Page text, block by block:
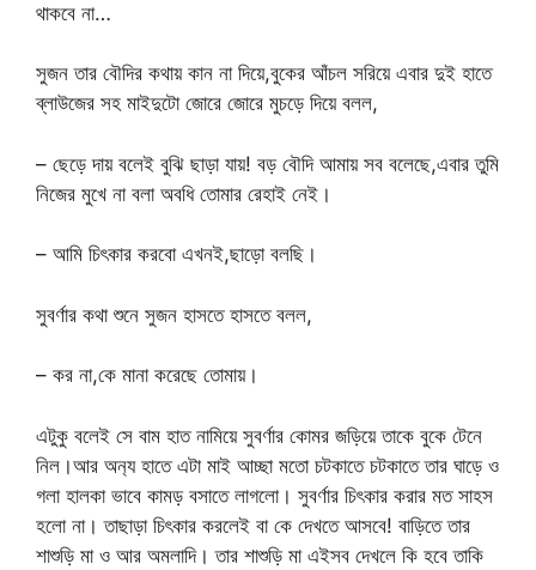
থাকবে না…
সুজন তার বৌদির কথায় কান না দিয়ে,বুকের আঁচল সরিয়ে এবার দুই হাতে
ব্লাউজের সহ মাইদুটো জোরে জোরে মুচড়ে দিয়ে বলল,
– ছেড়ে দায় বলেই বুঝি ছাড়া যায়! বড় বৌদি আমায় সব বলেছে,এবার তুমি
নিজের মুখে না বলা অবধি তোমার রেহাই নেই।
– আমি চিৎকার করবো এখনই,ছাড়ো বলছি।
সুবর্ণার কথা শুনে সুজন হাসতে হাসতে বলল,
– কর না,কে মানা করেছে তোমায়।
এটুকু বলেই সে বাম হাত নামিয়ে সুবর্ণার কোমর জড়িয়ে তাকে বুকে টেনে
নিল।আর অন‍্য হাতে এটা মাই আচ্ছা মতো চটকাতে চটকাতে তার ঘাড়ে ও
গলা হালকা ভাবে কামড় বসাতে লাগলো। সুবর্ণার চিৎকার করার মত সাহস
হলো না। তাছাড়া চিৎকার করলেই বা কে দেখতে আসবে! বাড়িতে তার
শাশুড়ি মা ও আর অমলাদি। তার শাশুড়ি মা এইসব দেখলে কি হবে তাকি